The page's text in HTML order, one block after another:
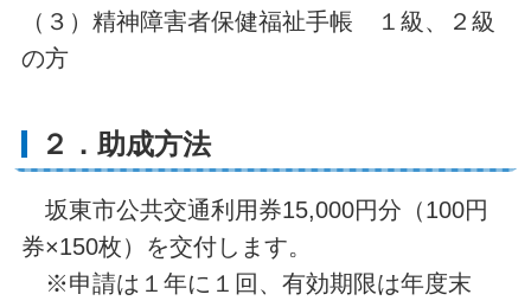
（３）精神障害者保健福祉手帳 １級、２級
の方
２．助成方法
坂東市公共交通利用券15,000円分（100円
券×150枚）を交付します。
※申請は１年に１回、有効期限は年度末